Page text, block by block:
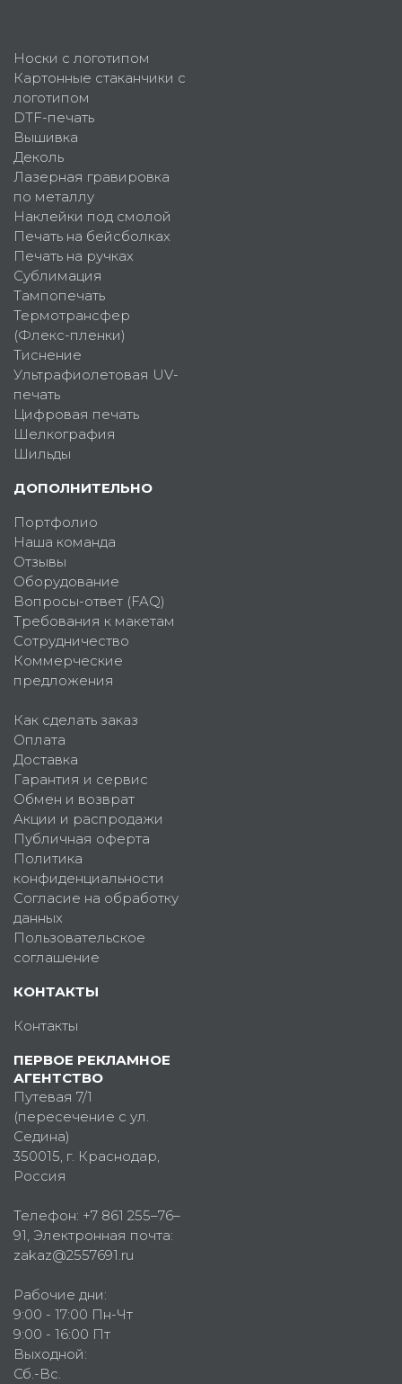
Носки с логотипом
Картонные стаканчики с
логотипом
DTF-печать
Вышивка
Деколь
Лазерная гравировка
по металлу
Наклейки под смолой
Печать на бейсболках
Печать на ручках
Сублимация
Тампопечать
Термотрансфер
(Флекс-пленки)
Тиснение
Ультрафиолетовая UV-
печать
Цифровая печать
Шелкография
Шильды
ДОПОЛНИТЕЛЬНО
Портфолио
Наша команда
Отзывы
Оборудование
Вопросы-ответ (FAQ)
Требования к макетам
Сотрудничество
Коммерческие
предложения
Как сделать заказ
Оплата
Доставка
Гарантия и сервис
Обмен и возврат
Акции и распродажи
Публичная оферта
Политика
конфиденциальности
Согласие на обработку
данных
Пользовательское
соглашение
КОНТАКТЫ
Контакты
ПЕРВОЕ РЕКЛАМНОЕ
АГЕНТСТВО
Путевая 7/1
(пересечение с ул.
Седина)
350015, г. Краснодар,
Россия
Телефон: +7 861 255–76–
91, Электронная почта:
zakaz@2557691.ru
Рабочие дни:
9:00 - 17:00 Пн-Чт
9:00 - 16:00 Пт
Выходной:
Сб.-Вс.